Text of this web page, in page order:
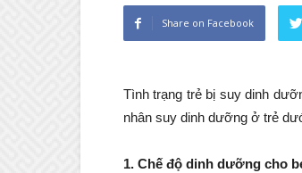
Share on Facebook
Tình trạng trẻ bị suy dinh
nhân suy dinh dưỡng ở trẻ
1. Chế độ dinh dưỡng cho